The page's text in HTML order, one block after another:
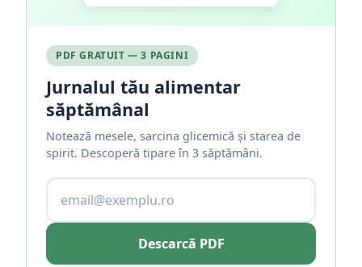
PDF GRATUIT — 3 PAGINI
Jurnalul tău alimentar
săptămânal
Notează mesele, sarcina glicemică și starea de
spirit. Descoperă tipare în 3 săptămâni.
Descarcă PDF